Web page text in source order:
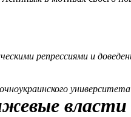
репрессиями и
власти